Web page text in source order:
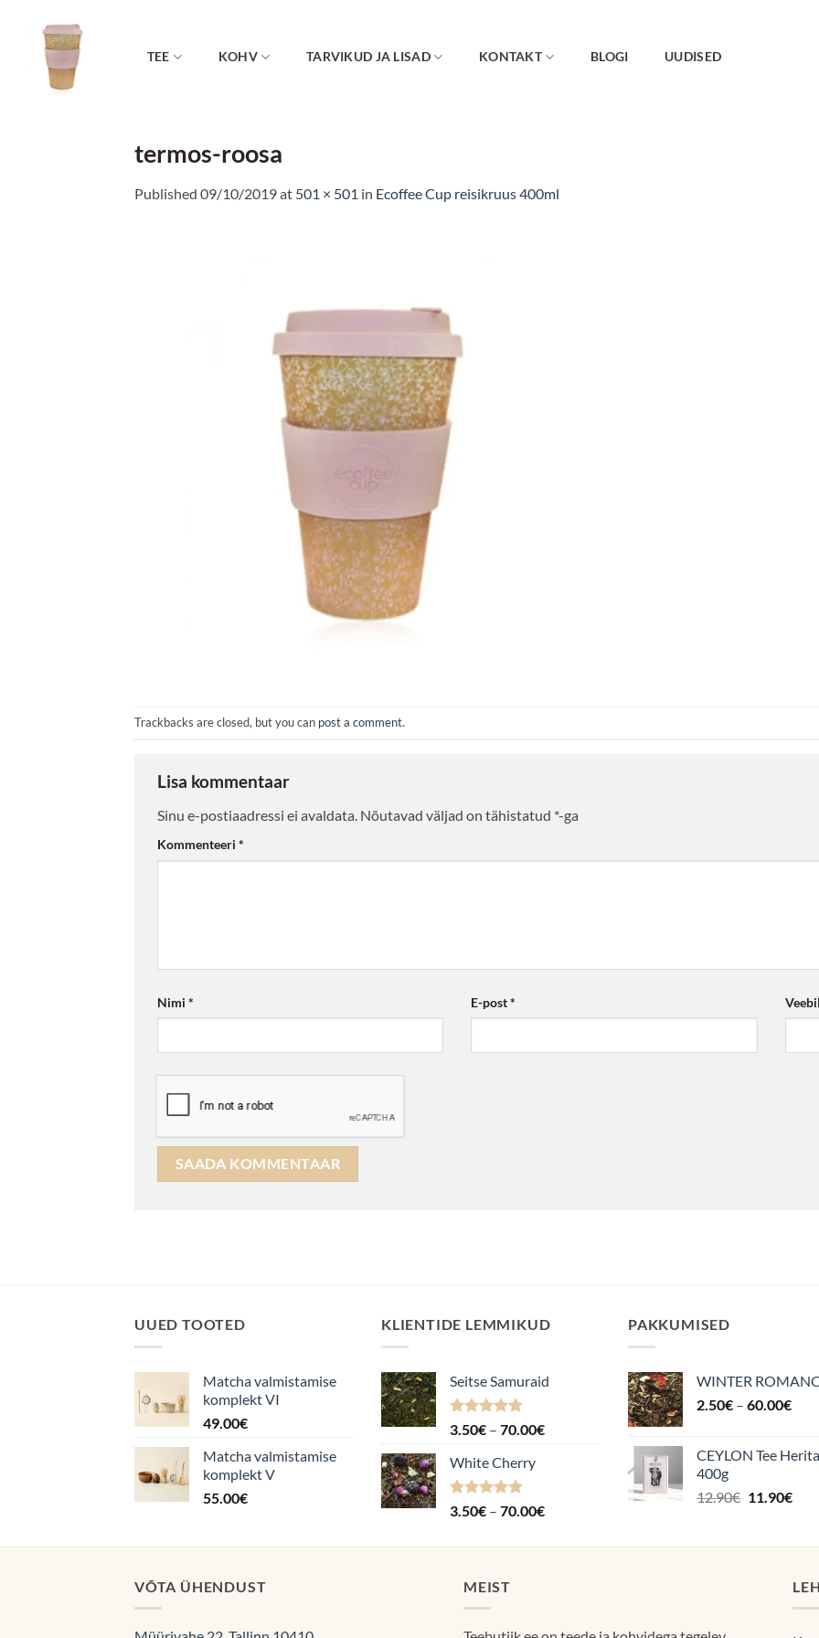
content
TEE KOHV TARVIKUD JA LISAD KONTAKT BLOGI UUDISED
termos-roosa
Published 09/10/2019at 501 × 501 in Ecoffee Cup reisikruus 400ml
Trackbacks are closed, but you can post a comment.
Lisa kommentaar
Sinu e-postiaadressi ei avaldata. Nõutavad väljad on tähistatud *-ga
Kommenteeri *
Nimi * E-post*
UUED TOOTED
Matcha valmistamise
komplekt VI
49.00€
Matcha valmistamise
komplekt V
55.00€
KLIENTIDE LEMMIKUD
Seitse Samuraid
Hinnanguga
3.50€ – 70.00€Hinnavahemik:
White Cherry
Hinnanguga
3.50€ – 70.00€Hinnavahemik:
kuni
PAKKUMISED
WINTER
2.50€ – 60.00€
CEYLON Tee
400g
12.90€ Algne
11.90€
VÕTA ÜHENDUST
MEIST